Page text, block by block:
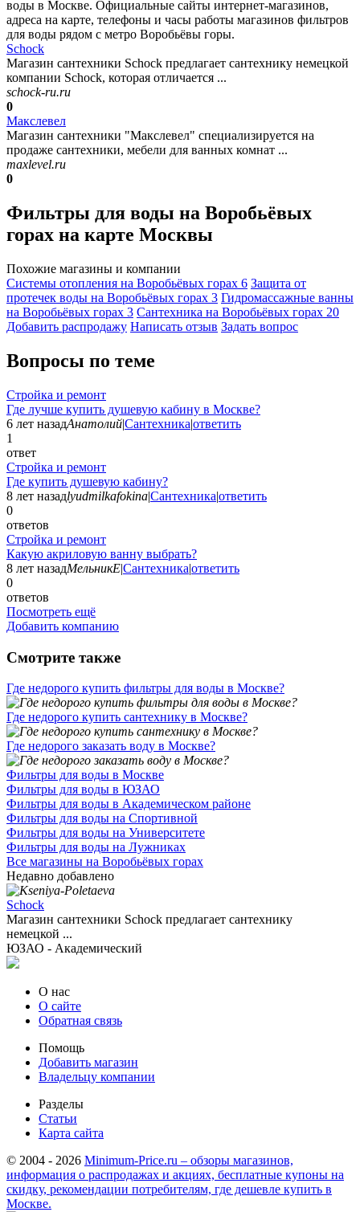
воды в Москве. Официальные сайты интернет-магазинов,
адреса на карте, телефоны и часы работы магазинов фильтров
для воды рядом с метро Воробьёвы горы.
Schock
Магазин сантехники Schock предлагает сантехнику немецкой
компании Schock, которая отличается ...
schock-ru.ru
0
Макслевел
Магазин сантехники "Макслевел" специализируется на
продаже сантехники, мебели для ванных комнат ...
maxlevel.ru
0
Фильтры для воды на Воробьёвых
горах на карте Москвы
Похожие магазины и компании
Системы отопления на Воробьёвых горах 6 Защита от
протечек воды на Воробьёвых горах 3 Гидромассажные ванны
на Воробьёвых горах 3 Сантехника на Воробьёвых горах 20
Добавить раcпродажу Написать отзыв Задать вопрос
Вопросы по теме
Стройка и ремонт
Где лучше купить душевую кабину в Москве?
6 лет назадАнатолий|Сантехника|ответить
1
ответ
Стройка и ремонт
Где купить душевую кабину?
8 лет назадlyudmilkafokina|Сантехника|ответить
0
ответов
Стройка и ремонт
Какую акриловую ванну выбрать?
8 лет назадМельникЕ|Сантехника|ответить
0
ответов
Посмотреть ещё
Добавить компанию
Смотрите также
Где недорого купить фильтры для воды в Москве?
Где недорого купить сантехнику в Москве?
Где недорого заказать воду в Москве?
Фильтры для воды в Москве
Фильтры для воды в ЮЗАО
Фильтры для воды в Академическом районе
Фильтры для воды на Спортивной
Фильтры для воды на Университете
Фильтры для воды на Лужниках
Все магазины на Воробьёвых горах
Недавно добавлено
Schock
Магазин сантехники Schock предлагает сантехнику
немецкой ...
ЮЗАО - Академический
О нас
О сайте
Обратная связь
Помощь
Добавить магазин
Владельцу компании
Разделы
Статьи
Карта сайта
© 2004 - 2026 Minimum-Price.ru – обзоры магазинов,
информация о распродажах и акциях, бесплатные купоны на
скидку, рекомендации потребителям, где дешевле купить в
Москве.